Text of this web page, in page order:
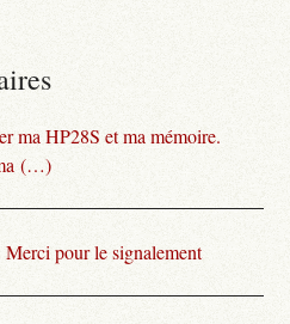
ma HP28S et ma mémoire.
(…)
Merci pour le signalement